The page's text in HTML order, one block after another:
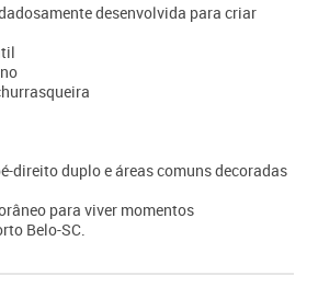
desenvolvida para criar
direito duplo e áreas comuns decoradas
para viver momentos
Belo-SC.